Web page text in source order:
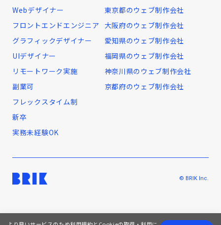
Webデザイナー
フロントエンドエンジニア
グラフィックデザイナー
UIデザイナー
リモートワーク実施
副業可
フレックスタイム制
新卒
実務未経験OK
東京都のウェブ制作会社
大阪府のウェブ制作会社
愛知県のウェブ制作会社
福岡県のウェブ制作会社
神奈川県のウェブ制作会社
京都府のウェブ制作会社
© BRIK Inc.